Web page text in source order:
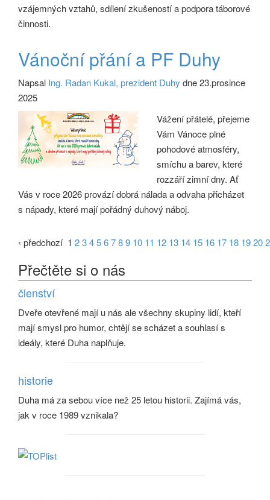
vzájemných vztahů, sdílení zkušeností a podpora táborové
činnosti.
Vánoční přání a PF Duhy
Napsal Ing. Radan Kukal, prezident Duhy dne 23.prosince
2025
Vážení přátelé, přejeme
Vám Vánoce plné
pohodové atmosféry,
smíchu a barev, které
rozzáří zimní dny. Ať
Vás v roce 2026 provází dobrá nálada a odvaha přicházet
s nápady, které mají pořádný duhový náboj.
‹ předchozí 1 23456789 10 11 12 13 14 15 16 17 18 1920
Přečtěte si o nás
členství
Dveře otevřené mají u nás ale všechny skupiny lidí, kteří
mají smysl pro humor, chtějí se scházet a souhlasí s
ideály, které Duha naplňuje.
historie
Duha má za sebou více než 25 letou historii. Zajímá vás,
jak v roce 1989 vznikala?